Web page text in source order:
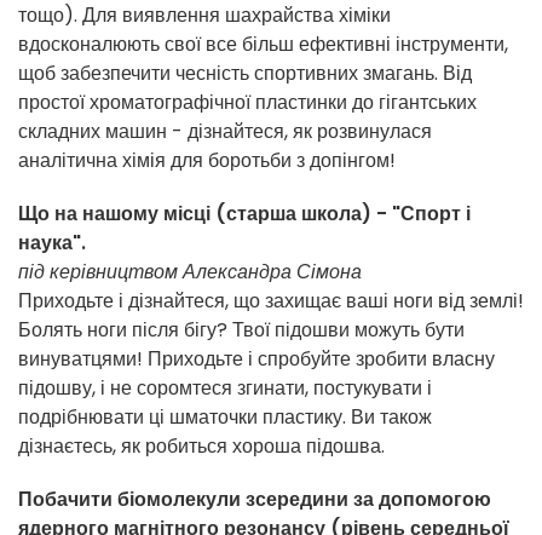
тощо). Для виявлення шахрайства хіміки
вдосконалюють свої все більш ефективні інструменти,
щоб забезпечити чесність спортивних змагань. Від
простої хроматографічної пластинки до гігантських
складних машин - дізнайтеся, як розвинулася
аналітична хімія для боротьби з допінгом!
Що на нашому місці (старша школа) - "Спорт і
наука".
під керівництвом Александра Сімона
Приходьте і дізнайтеся, що захищає ваші ноги від землі!
Болять ноги після бігу? Твої підошви можуть бути
винуватцями! Приходьте і спробуйте зробити власну
підошву, і не соромтеся згинати, постукувати і
подрібнювати ці шматочки пластику. Ви також
дізнаєтесь, як робиться хороша підошва.
Побачити біомолекули зсередини за допомогою
ядерного магнітного резонансу (рівень середньої